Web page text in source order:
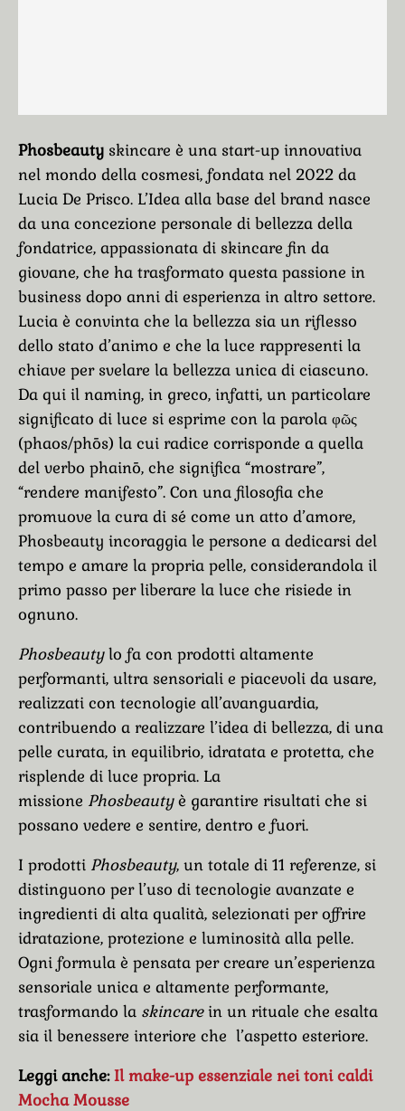
Phosbeauty skincare è una start-up innovativa
nel mondo della cosmesi, fondata nel 2022 da
Lucia De Prisco. L’Idea alla base del brand nasce
da una concezione personale di bellezza della
fondatrice, appassionata di skincare fin da
giovane, che ha trasformato questa passione in
business dopo anni di esperienza in altro settore.
Lucia è convinta che la bellezza sia un riflesso
dello stato d’animo e che la luce rappresenti la
chiave per svelare la bellezza unica di ciascuno.
Da qui il naming, in greco, infatti, un particolare
significato di luce si esprime con la parola φῶς
(phaos/phōs) la cui radice corrisponde a quella
del verbo phainō, che significa “mostrare”,
“rendere manifesto”. Con una filosofia che
promuove la cura di sé come un atto d’amore,
Phosbeauty incoraggia le persone a dedicarsi del
tempo e amare la propria pelle, considerandola il
primo passo per liberare la luce che risiede in
ognuno.
Phosbeautylo fa con prodotti altamente
performanti, ultra sensoriali e piacevoli da usare,
realizzati con tecnologie all’avanguardia,
contribuendo a realizzare l’idea di bellezza, di una
pelle curata, in equilibrio, idratata e protetta, che
risplende di luce propria. La
missione Phosbeautyè garantire risultati che si
possano vedere e sentire, dentro e fuori.
I prodotti Phosbeauty, un totale di 11 referenze, si
distinguono per l’uso di tecnologie avanzate e
ingredienti di alta qualità, selezionati per offrire
idratazione, protezione e luminosità alla pelle.
Ogni formula è pensata per creare un’esperienza
sensoriale unica e altamente performante,
trasformando la skincarein un rituale che esalta
sia il benessere interiore che l’aspetto esteriore.
Leggi anche:Il make-up essenziale nei toni caldi
Mocha Mousse